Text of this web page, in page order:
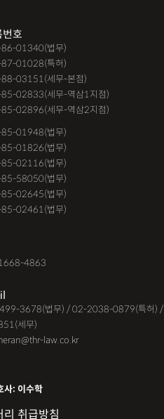
번호
86-01340(법무)
01028(특허)
03151(세무-본점)
02833(세무-역삼1지점)
02896(세무-역삼2지점)
85-01948(법무)
85-01826(법무)
85-02116(법무)
85-58050(법무)
85-02645(법무)
85-02461(법무)
4863
3678(법무) / 02-2038-0879(특허) /
세무)
law.co.kr
사: 이수학
취급방침